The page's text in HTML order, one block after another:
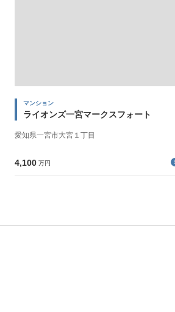
マンション
ライオンズ一宮マークスフォート
愛知県一宮市大宮１丁目
4,100 万円